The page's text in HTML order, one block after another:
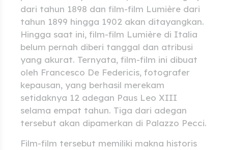
dari tahun 1898 dan film-film Lumière dari
tahun 1899 hingga 1902 akan ditayangkan.
Hingga saat ini, film-film Lumière di Italia
belum pernah diberi tanggal dan atribusi
yang akurat. Ternyata, film-film ini dibuat
oleh Francesco De Federicis, fotografer
kepausan, yang berhasil merekam
setidaknya 12 adegan Paus Leo XIII
selama empat tahun. Tiga dari adegan
tersebut akan dipamerkan di Palazzo Pecci.
Film-film tersebut memiliki makna historis